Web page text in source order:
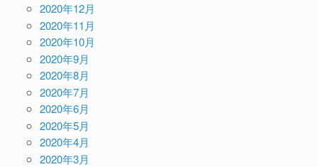
2020年12月
2020年11月
2020年10月
2020年9月
2020年8月
2020年7月
2020年6月
2020年5月
2020年4月
2020年3月